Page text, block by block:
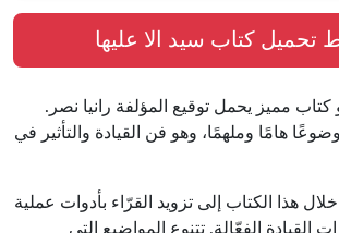
مميز يحمل توقيع المؤلفة رانيا نصر.
هامًا وملهمًا، وهو فن القيادة والتأثير في
هذا الكتاب إلى تزويد القرّاء بأدوات عملية
القيادة الفعّالة. تتنوع المواضيع التي